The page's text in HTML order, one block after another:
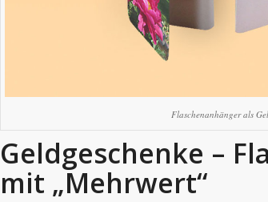
Flaschenanhänger als
Geldgeschenke –
mit „Mehrwert“